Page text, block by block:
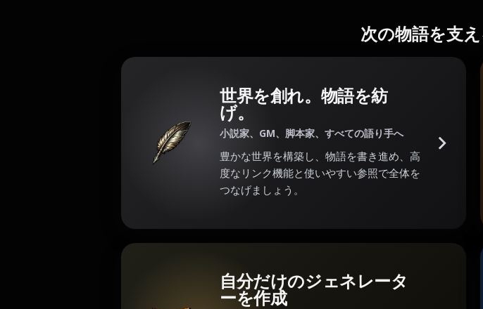
次の物語を支
世界を創れ。物語を紡
げ。
小説家、GM、脚本家、すべての語り手へ
豊かな世界を構築し、物語を書き進め、高
度なリンク機能と使いやすい参照で全体を
つなげましょう。
自分だけのジェネレータ
ーを作成